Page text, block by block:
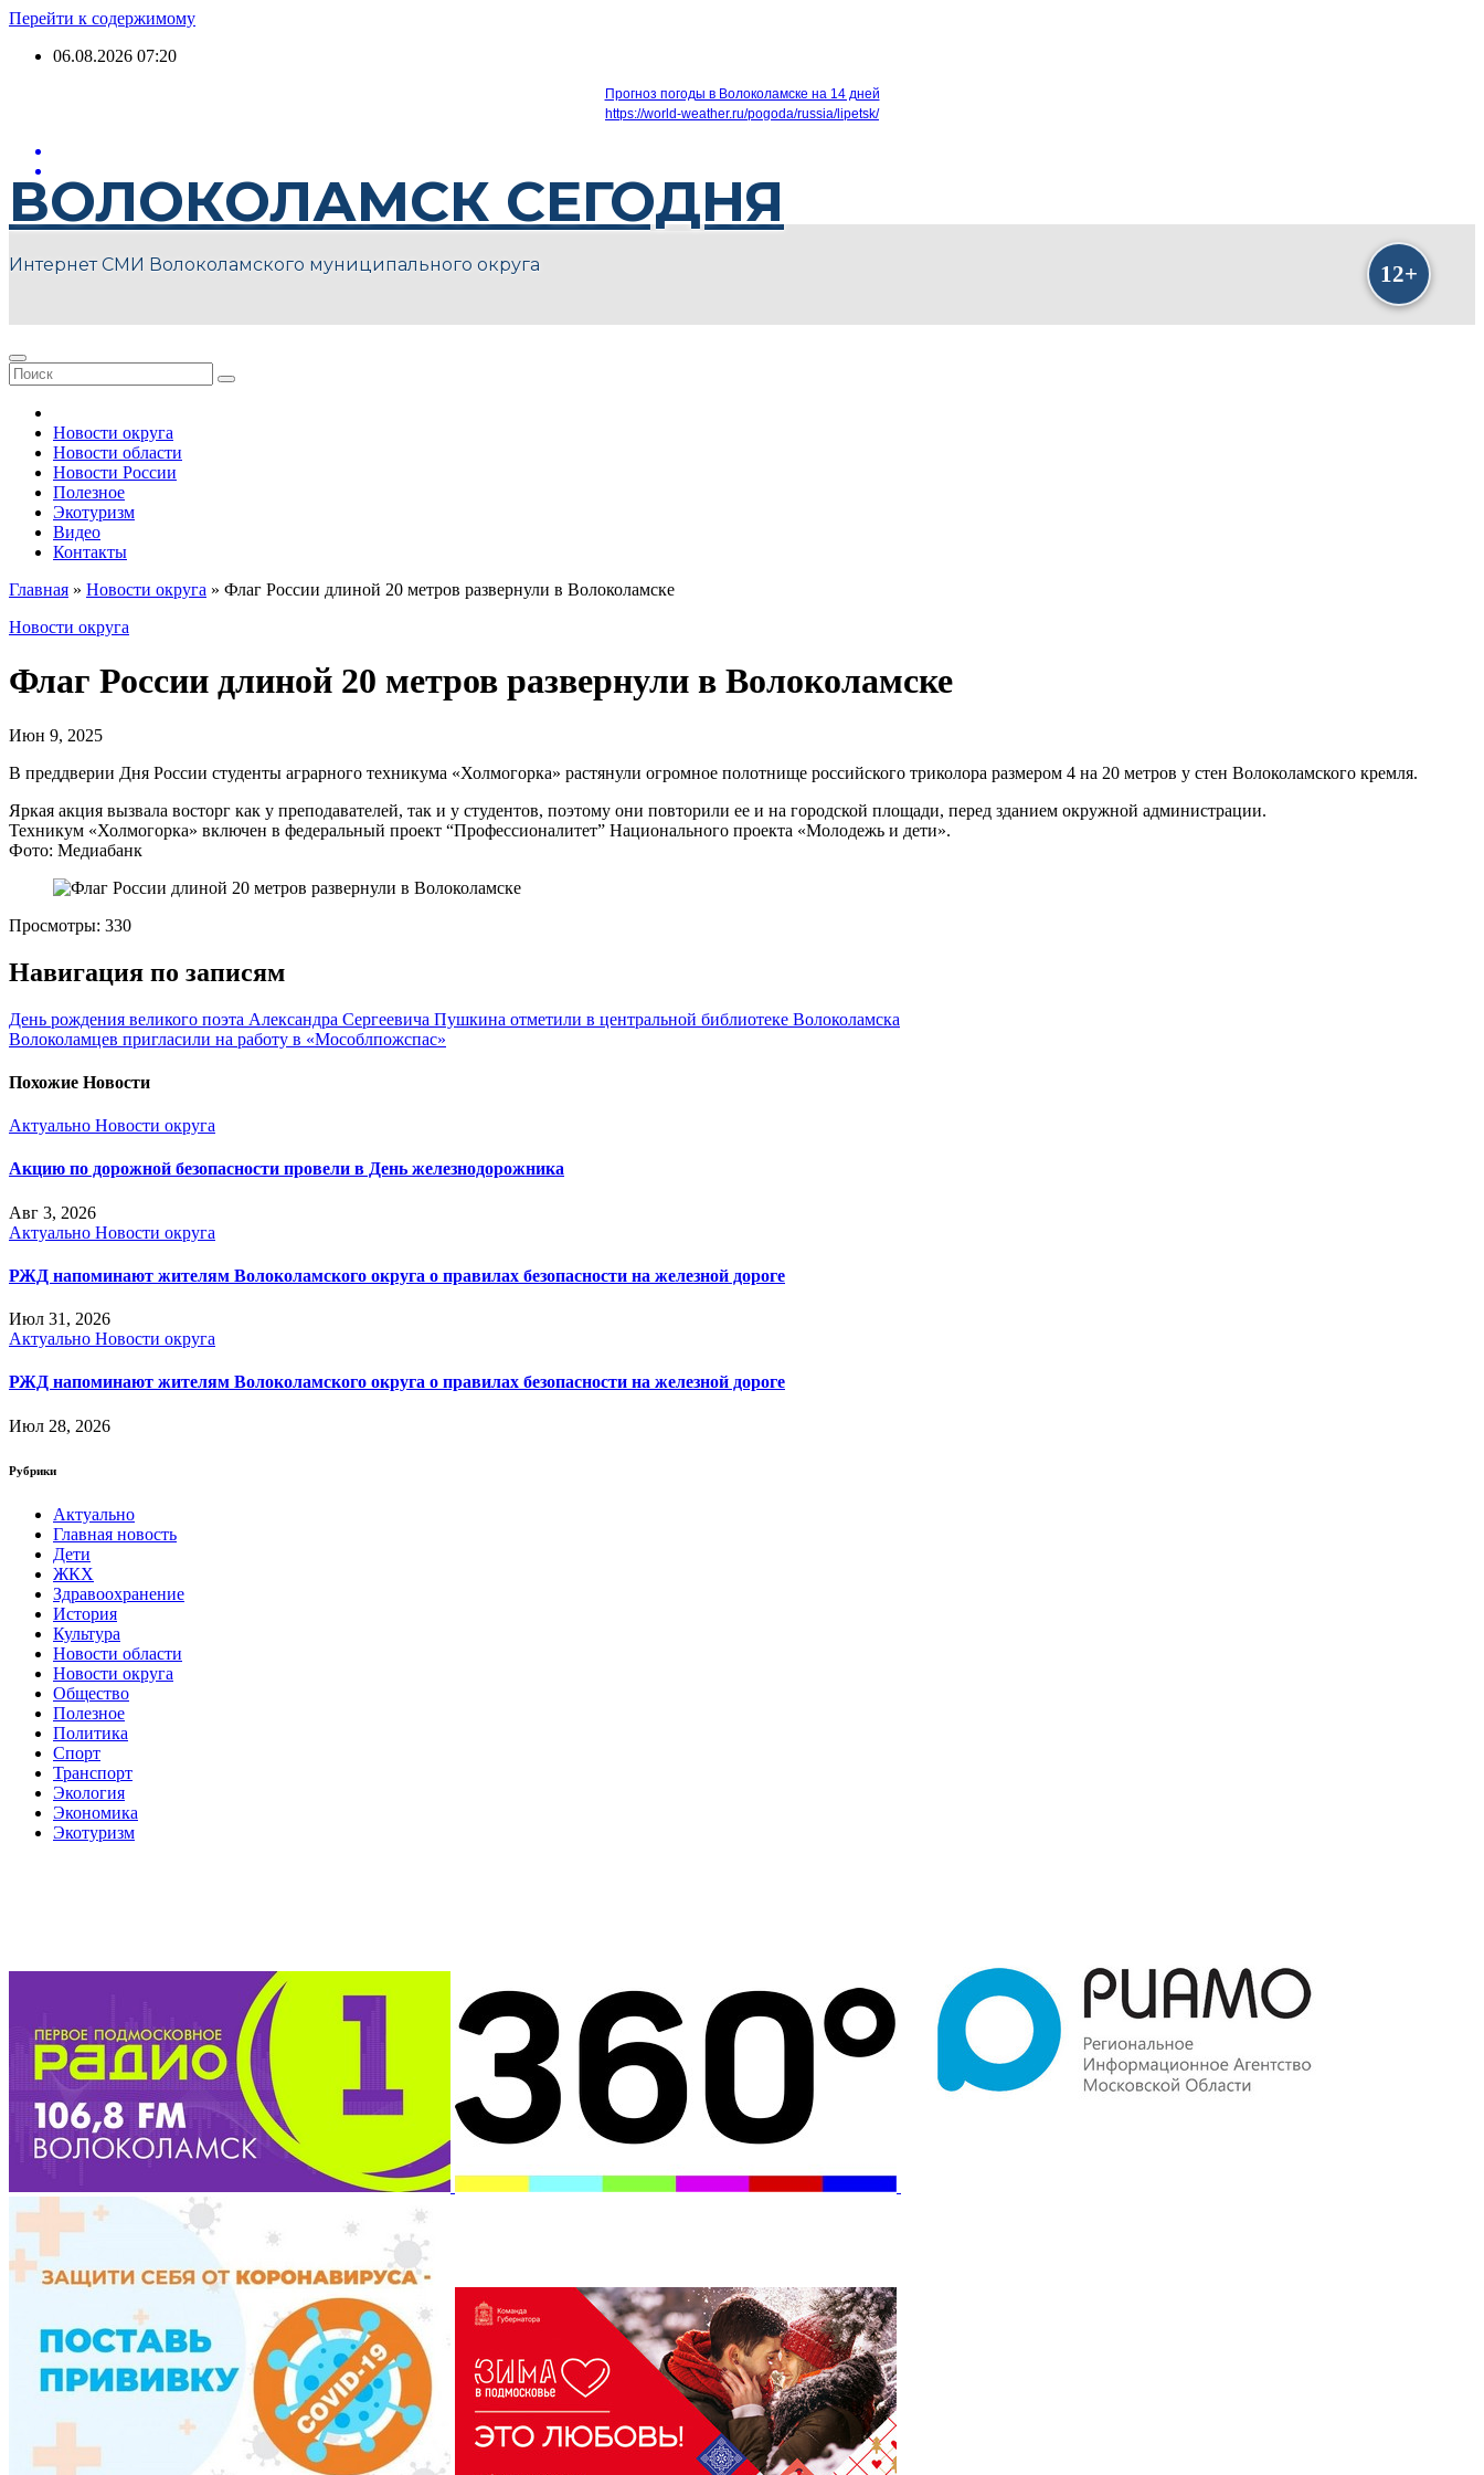
Перейти к содержимому
06.08.2026 07:20
Прогноз погоды в Волоколамске на 14 дней
https://world-weather.ru/pogoda/russia/lipetsk/
ВОЛОКОЛАМСК СЕГОДНЯ
Интернет СМИ Волоколамского муниципального округа
Новости округа
Новости области
Новости России
Полезное
Экотуризм
Видео
Контакты
Главная » Новости округа » Флаг России длиной 20 метров развернули в Волоколамске
Новости округа
Флаг России длиной 20 метров развернули в Волоколамске
Июн 9, 2025
В преддверии Дня России студенты аграрного техникума «Холмогорка» растянули огромное полотнище российского триколора размером 4 на 20 метров у стен Волоколамского кремля.
Яркая акция вызвала восторг как у преподавателей, так и у студентов, поэтому они повторили ее и на городской площади, перед зданием окружной администрации.
Техникум «Холмогорка» включен в федеральный проект “Профессионалитет” Национального проекта «Молодежь и дети».
Фото: Медиабанк
Просмотры: 330
Навигация по записям
День рождения великого поэта Александра Сергеевича Пушкина отметили в центральной библиотеке Волоколамска
Волоколамцев пригласили на работу в «Мособлпожспас»
Похожие Новости
Актуально Новости округа
Акцию по дорожной безопасности провели в День железнодорожника
Авг 3, 2026
Актуально Новости округа
РЖД напоминают жителям Волоколамского округа о правилах безопасности на железной дороге
Июл 31, 2026
Актуально Новости округа
РЖД напоминают жителям Волоколамского округа о правилах безопасности на железной дороге
Июл 28, 2026
Рубрики
Актуально
Главная новость
Дети
ЖКХ
Здравоохранение
История
Культура
Новости области
Новости округа
Общество
Полезное
Политика
Спорт
Транспорт
Экология
Экономика
Экотуризм